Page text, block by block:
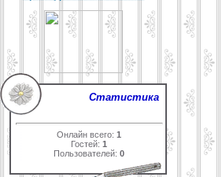
Статистика
Онлайн всего:1
Гостей:1
Пользователей:0